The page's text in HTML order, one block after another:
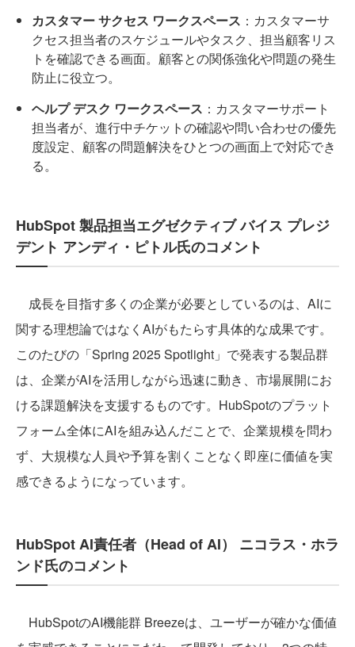
カスタマー サクセス ワークスペース ：カスタマーサ
クセス担当者のスケジュールやタスク、担当顧客リス
トを確認できる画面。顧客との関係強化や問題の発生
防止に役立つ。
ヘルプ デスク ワークスペース ：カスタマーサポート
担当者が、進行中チケットの確認や問い合わせの優先
度設定、顧客の問題解決をひとつの画面上で対応でき
る。
HubSpot 製品担当エグゼクティブ バイス プレジ
デント アンディ・ピトル氏のコメント
成長を目指す多くの企業が必要としているのは、AIに
関する理想論ではなくAIがもたらす具体的な成果です。
このたびの「Spring 2025 Spotlight」で発表する製品群
は、企業がAIを活用しながら迅速に動き、市場展開にお
ける課題解決を支援するものです。HubSpotのプラット
フォーム全体にAIを組み込んだことで、企業規模を問わ
ず、大規模な人員や予算を割くことなく即座に価値を実
感できるようになっています。
HubSpot AI責任者（Head of AI） ニコラス・ホラ
ンド氏のコメント
HubSpotのAI機能群 Breezeは、ユーザーが確かな価値